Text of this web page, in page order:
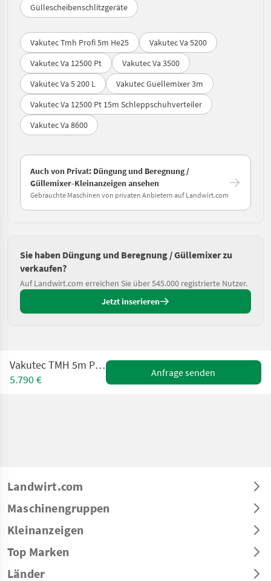
Güllescheibenschlitzgeräte
Vakutec Tmh Profi 5m He25
Vakutec Va 5200
Vakutec Va 12500 Pt
Vakutec Va 3500
Vakutec Va 5 200 L
Vakutec Guellemixer 3m
Vakutec Va 12500 Pt 15m Schleppschuhverteiler
Vakutec Va 8600
Auch von Privat: Düngung und Beregnung /
Güllemixer-Kleinanzeigen ansehen
Gebrauchte Maschinen von privaten Anbietern auf Landwirt.com
Sie haben Düngung und Beregnung / Güllemixer zu
verkaufen?
Auf Landwirt.com erreichen Sie über 545.000 registrierte Nutzer.
Jetzt inserieren
Vakutec TMH 5m Profi Traktormixer
5.790 €
Anfrage senden
Landwirt.com
Maschinengruppen
Kleinanzeigen
Top Marken
Länder